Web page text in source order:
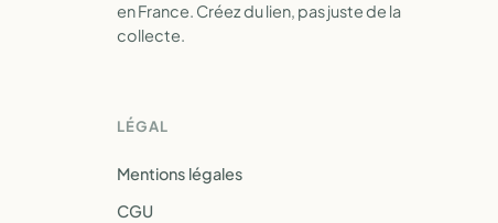
en France. Créez du lien, pas juste de la
collecte.
LÉGAL
Mentions légales
CGU